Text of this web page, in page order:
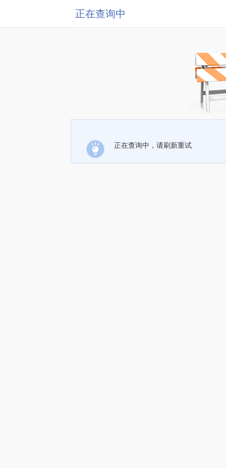
正在查询中
正在查询中，请刷新重试